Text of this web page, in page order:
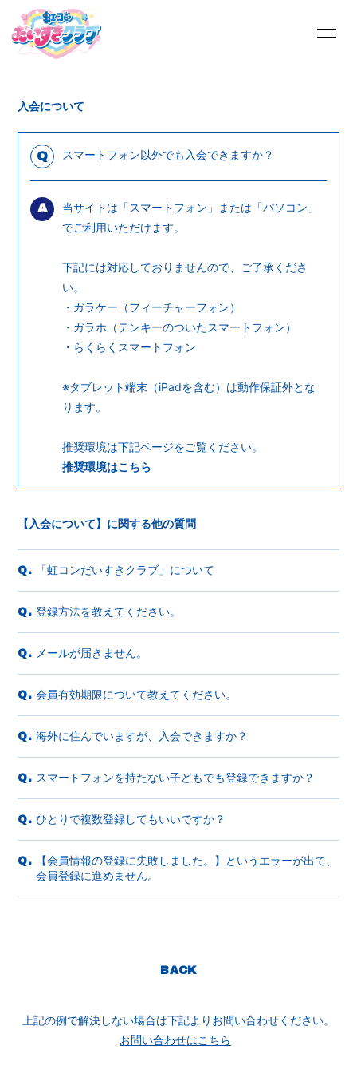
PROFILE
にじこん絵日記 虹フォトギャラリー
OFFICIAL SITE
会員登録 ログイン
入会について
Q スマートフォン以外でも入会できますか？
A
当サイトは「スマートフォン」または「パソコン」
でご利用いただけます。
下記には対応しておりませんので、ご了承くださ
い。
・ガラケー（フィーチャーフォン）
・ガラホ（テンキーのついたスマートフォン）
・らくらくスマートフォン
※タブレット端末（iPadを含む）は動作保証外とな
ります。
推奨環境は下記ページをご覧ください。
推奨環境はこちら
【入会について】に関する他の質問
Q. 「虹コンだいすきクラブ」について
Q. 登録方法を教えてください。
Q. メールが届きません。
Q. 会員有効期限について教えてください。
Q. 海外に住んでいますが、入会できますか？
Q. スマートフォンを持たない子どもでも登録できますか？
Q. ひとりで複数登録してもいいですか？
Q.
【会員情報の登録に失敗しました。】というエラーが出て、
会員登録に進めません。
BACK
上記の例で解決しない場合は下記よりお問い合わせください。
お問い合わせはこちら